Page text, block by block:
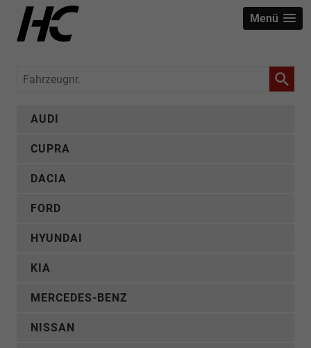
Menü
Fahrzeugnr.
AUDI
CUPRA
DACIA
FORD
HYUNDAI
KIA
MERCEDES-BENZ
NISSAN